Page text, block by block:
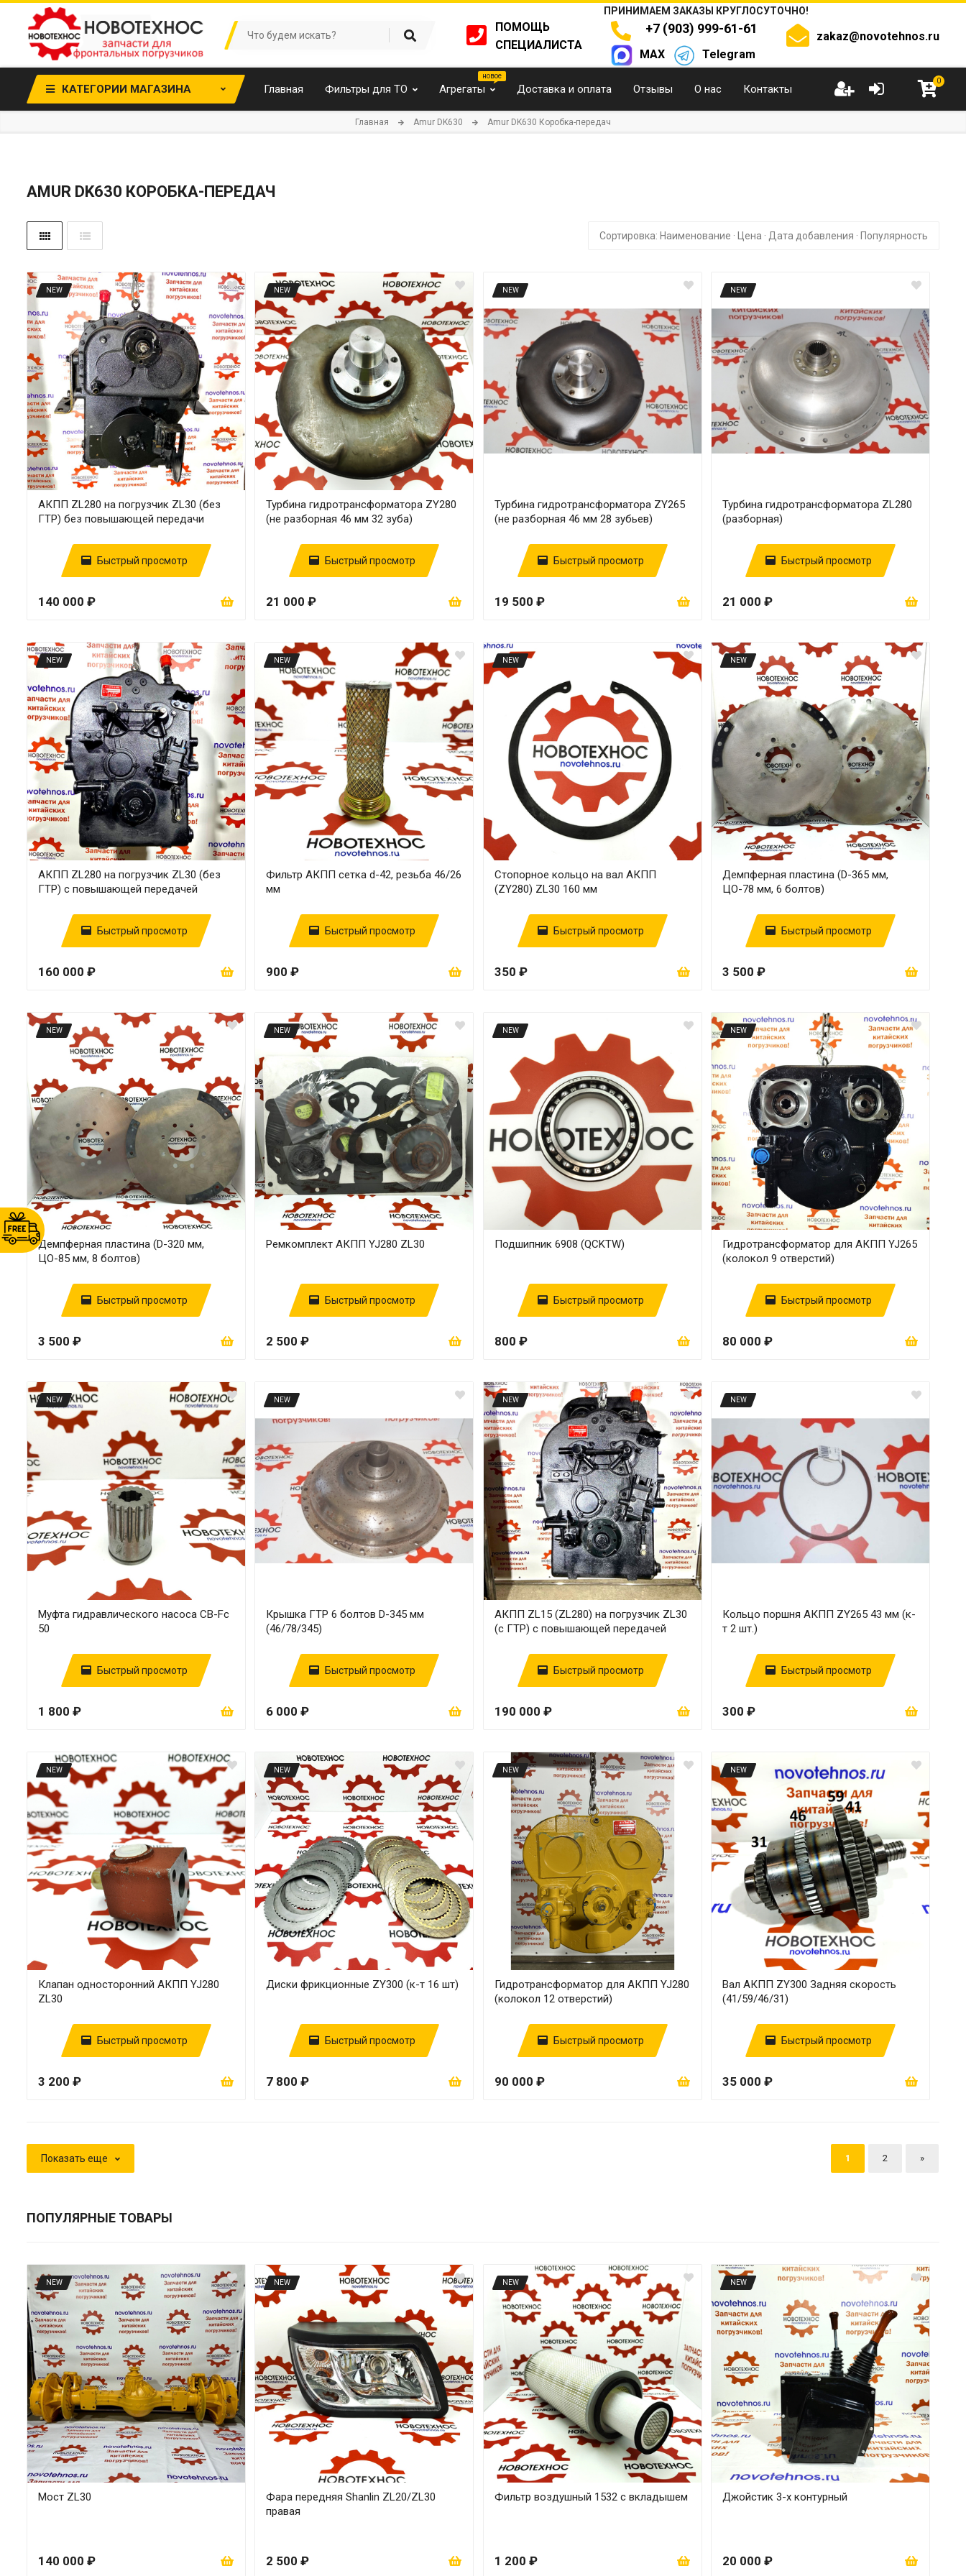
ПОМОЩЬ
СПЕЦИАЛИСТА
ПРИНИМАЕМ ЗАКАЗЫ КРУГЛОСУТОЧНО!
+7 (903) 999-61-61
MAX Telegram
zakaz@novotehnos.ru
КАТЕГОРИИ МАГАЗИНА Главная Фильтры для ТО Агрегаты Доставка и оплата Отзывы О нас Контакты
0
Главная Amur DK630 Amur DK630 Коробка-передач
AMUR DK630 КОРОБКА-ПЕРЕДАЧ
Сортировка: Наименование · Цена · Дата добавления · Популярность
NEW
АКПП ZL280 на погрузчик ZL30 (без
ГТР) без повышающей передачи
Быстрый просмотр
140 000 ₽
NEW
Турбина гидротрансформатора ZY280
(не разборная 46 мм 32 зуба)
Быстрый просмотр
21 000 ₽
NEW
Турбина гидротрансформатора ZY265
(не разборная 46 мм 28 зубьев)
Быстрый просмотр
19 500 ₽
NEW
Турбина гидротрансформатора ZL280
(разборная)
Быстрый просмотр
21 000 ₽
NEW
АКПП ZL280 на погрузчик ZL30 (без
ГТР) с повышающей передачей
Быстрый просмотр
160 000 ₽
NEW
Фильтр АКПП сетка d-42, резьба 46/26
мм
Быстрый просмотр
900 ₽
NEW
Стопорное кольцо на вал АКПП
(ZY280) ZL30 160 мм
Быстрый просмотр
350 ₽
NEW
Демпферная пластина (D-365 мм,
ЦО-78 мм, 6 болтов)
Быстрый просмотр
3 500 ₽
NEW
Демпферная пластина (D-320 мм,
ЦО-85 мм, 8 болтов)
Быстрый просмотр
3 500 ₽
NEW
Ремкомплект АКПП YJ280 ZL30
Быстрый просмотр
2 500 ₽
NEW
Подшипник 6908 (QCKTW)
Быстрый просмотр
800 ₽
NEW
Гидротрансформатор для АКПП YJ265
(колокол 9 отверстий)
Быстрый просмотр
80 000 ₽
NEW
Муфта гидравлического насоса CB-Fc
50
Быстрый просмотр
1 800 ₽
NEW
Крышка ГТР 6 болтов D-345 мм
(46/78/345)
Быстрый просмотр
6 000 ₽
NEW
АКПП ZL15 (ZL280) на погрузчик ZL30
(с ГТР) с повышающей передачей
Быстрый просмотр
190 000 ₽
NEW
Кольцо поршня АКПП ZY265 43 мм (к-
т 2 шт.)
Быстрый просмотр
300 ₽
NEW
Клапан односторонний АКПП YJ280
ZL30
Быстрый просмотр
3 200 ₽
NEW
Диски фрикционные ZY300 (к-т 16 шт)
Быстрый просмотр
7 800 ₽
NEW
Гидротрансформатор для АКПП YJ280
(колокол 12 отверстий)
Быстрый просмотр
90 000 ₽
NEW
Вал АКПП ZY300 Задняя скорость
(41/59/46/31)
Быстрый просмотр
35 000 ₽
Показать еще 1 2 »
ПОПУЛЯРНЫЕ ТОВАРЫ
NEW
Мост ZL30
140 000 ₽
NEW
Фара передняя Shanlin ZL20/ZL30
правая
2 500 ₽
NEW
Фильтр воздушный 1532 с вкладышем
1 200 ₽
NEW
Джойстик 3-х контурный
20 000 ₽